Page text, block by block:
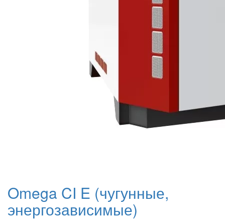
Omega CI E (чугунные,
энергозависимые)